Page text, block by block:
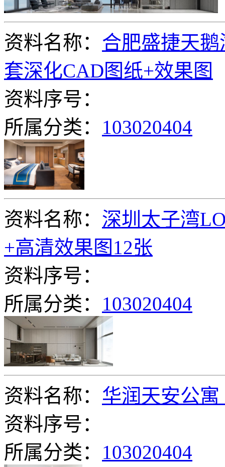
资料名称： 合肥盛捷天
套深化CAD图纸+效果图
资料序号：
所属分类： 103020404
资料名称： 深圳太子湾
+高清效果图12张
资料序号：
所属分类： 103020404
资料名称： 华润天安公
资料序号：
所属分类： 103020404